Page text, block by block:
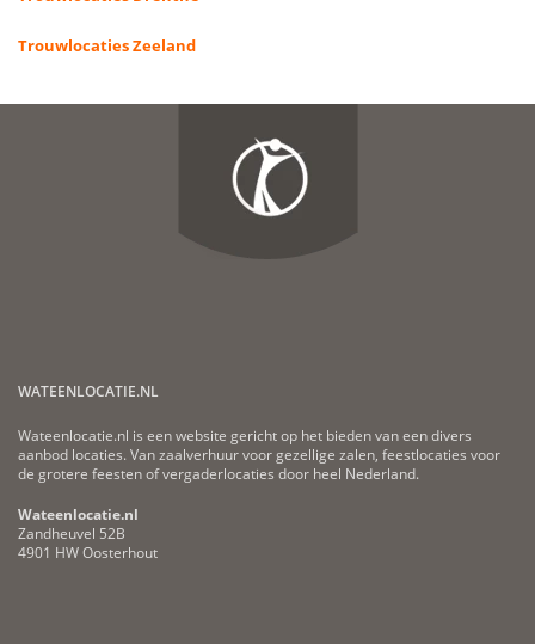
Trouwlocaties Zeeland
WATEENLOCATIE.NL
Wateenlocatie.nl is een website gericht op het bieden van een divers
aanbod locaties. Van zaalverhuur voor gezellige zalen, feestlocaties voor
de grotere feesten of vergaderlocaties door heel Nederland.
Wateenlocatie.nl
Zandheuvel 52B
4901 HW Oosterhout